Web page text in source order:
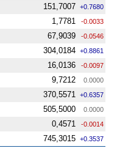
151,7007 +0.7680
1,7781 -0.0033
67,9039 -0.0546
304,0184 +0.8861
16,0136 -0.0097
9,7212 0.0000
370,5571 +0.6357
505,5000 0.0000
0,4571 -0.0014
745,3015 +0.3537